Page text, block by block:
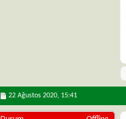
22 Ağustos 2020, 15:41